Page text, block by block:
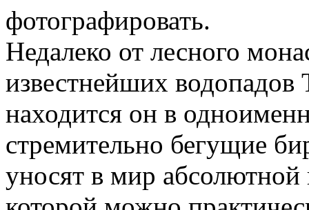
фотографировать.
Недалеко от лесного
известнейших водопадов
находится он в
стремительно бегущие
уносят в мир абсолютной